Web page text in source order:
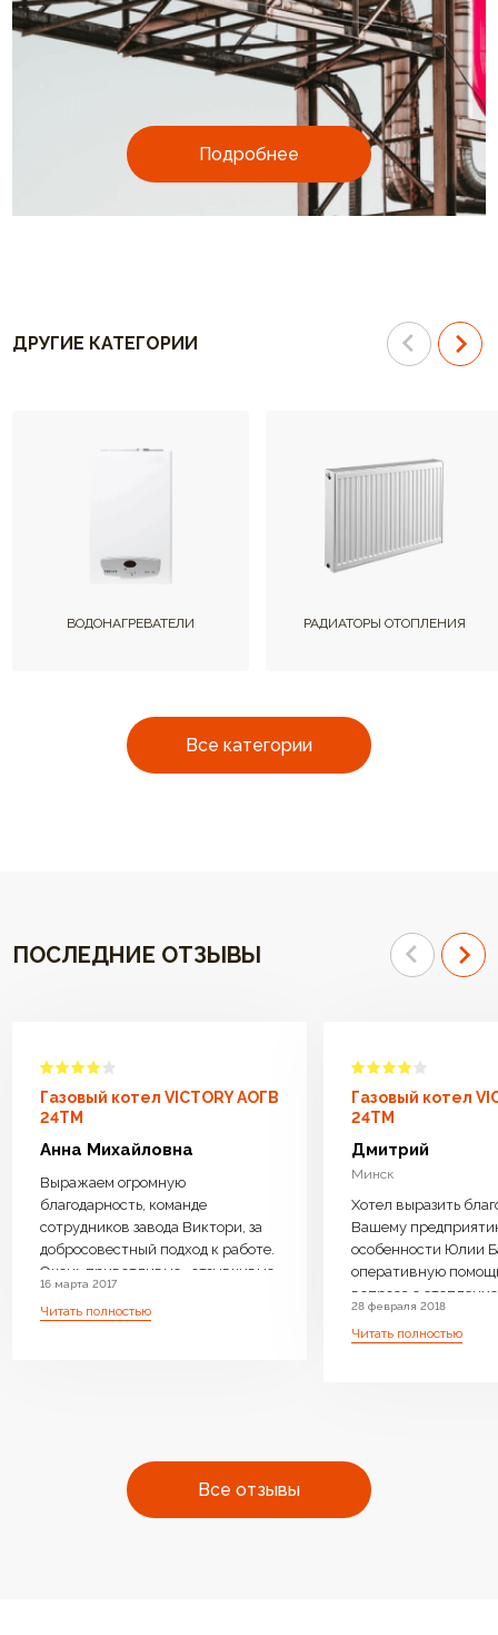
Подробнее
ДРУГИЕ КАТЕГОРИИ
Все категории
ВОДОНАГРЕВАТЕЛИ РАДИАТОРЫ ОТОПЛЕНИЯ
ПОСЛЕДНИЕ ОТЗЫВЫ
Все отзывы
Газовый котел VICTORY АОГВ
24TM
Анна Михайловна
Выражаем огромную
благодарность, команде
сотрудников завода Виктори, за
добросовестный подход к работе.
Очень приветливые , отзывчивые
менеджеры ответили на все
интересующие вопросы, дали
чисто . Оборудование работает
бесшумно.Очень довольны что
выбрали ваш котел. Огромное
16 марта 2017
Читать полностью
Газовый котел
24TM
Дмитрий
Минск
Хотел выразить
Вашему
особенности Юлии
оперативную
вопроса с
возможность
замены
очень много людей
одном месте
отопления высокого
28 февраля 2018
Читать полностью